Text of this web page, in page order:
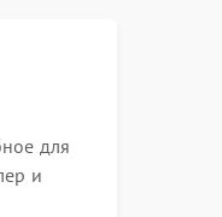
→
для
и